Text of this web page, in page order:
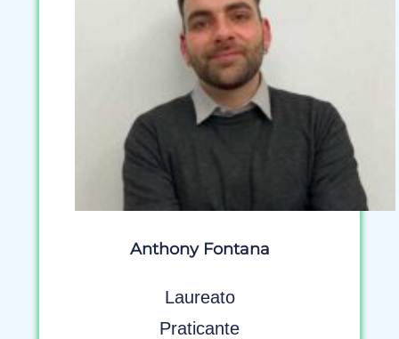
Anthony Fontana
Laureato
Praticante